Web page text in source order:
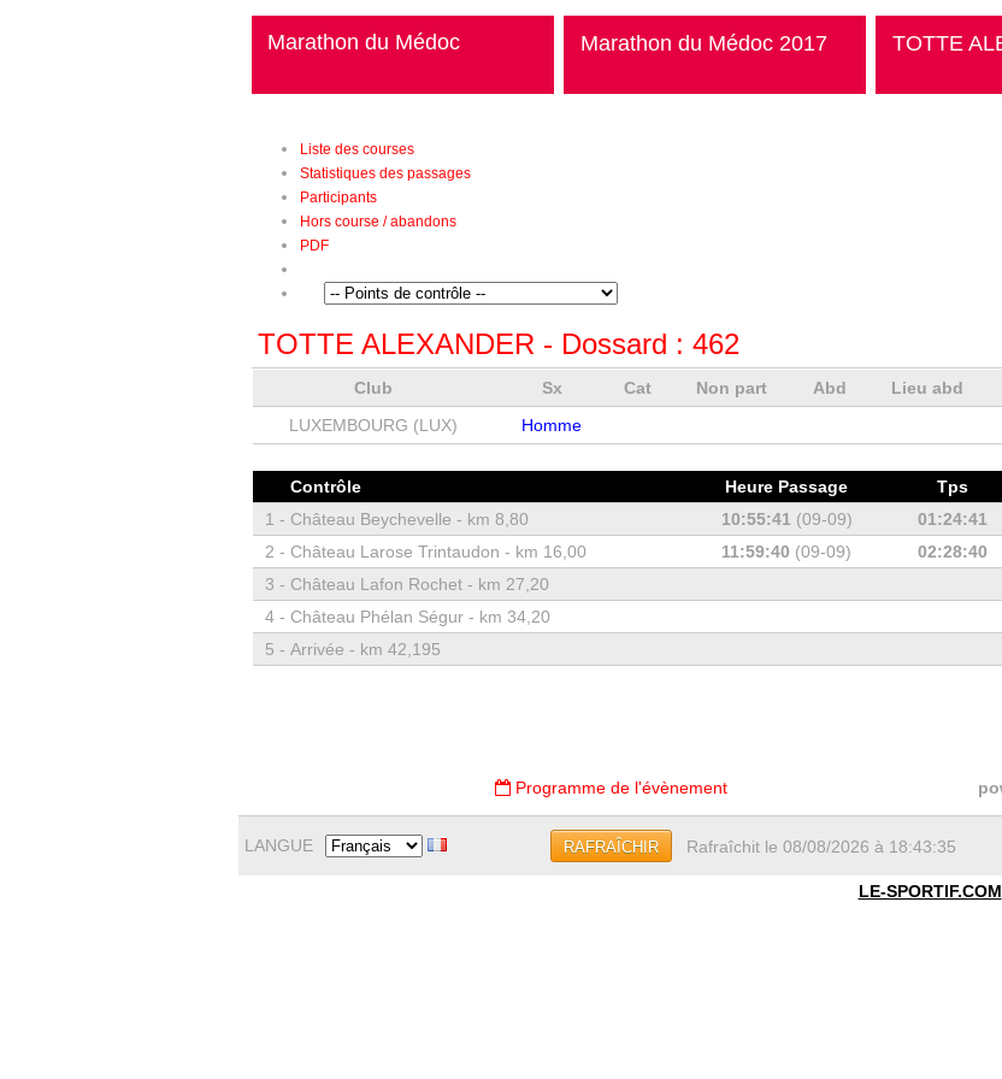
Marathon du Médoc Marathon du Médoc 2017 TOTTE
Liste des courses
Statistiques des passages
Participants
Hors course / abandons
PDF
TOTTE ALEXANDER - Dossard : 462
Club Sx Cat Non part Abd Lieu abd
LUXEMBOURG (LUX)
Homme
Contrôle Heure Passage Tps
1 - Château Beychevelle - km 8,80 10:55:41 (09-09) 01:24:41
2 - Château Larose Trintaudon - km 16,00 11:59:40 (09-09) 02:28:40
3 - Château Lafon Rochet - km 27,20
4 - Château Phélan Ségur - km 34,20
5 - Arrivée - km 42,195
Programme de l'évènement
LANGUE RAFRAÎCHIR Rafraîchit le 08/08/2026 à 18:43:35
LE-SPORTIF.COM